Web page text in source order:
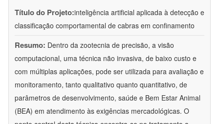
Título do Projeto:inteligência artificial aplicada à detecção e
classificação comportamental de cabras em confinamento
Resumo: Dentro da zootecnia de precisão, a visão
computacional, uma técnica não invasiva, de baixo custo e
com múltiplas aplicações, pode ser utilizada para avaliação e
monitoramento, tanto qualitativo quanto quantitativo, de
parâmetros de desenvolvimento, saúde e Bem Estar Animal
(BEA) em atendimento às exigências mercadológicas. O